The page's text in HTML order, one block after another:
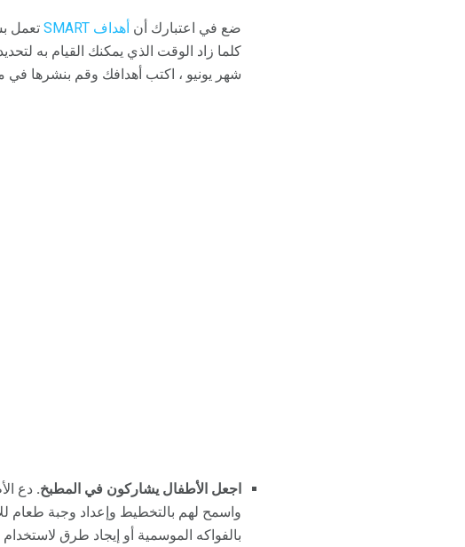
ضع في اعتبارك أن أهداف SMART
تعمل
كلما زاد الوقت الذي يمكنك القيام به
شهر يونيو ، اكتب أهدافك وقم بنشرها في
اجعل الأطفال يشاركون في المطبخ. دع
واسمح لهم بالتخطيط وإعداد وجبة طعام
بالفواكه الموسمية أو إيجاد طرق لاستخدام 3 خضراوات على الأقل في الوجبة.